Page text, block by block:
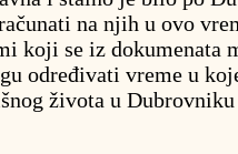
na njih u ovo
koji se iz dokumenata
određivati vreme u
života u